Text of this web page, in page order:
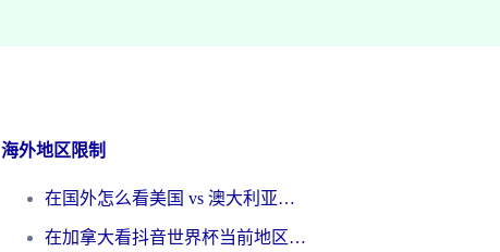
海外地区限制
在国外怎么看美国 vs 澳大利亚世界杯直播？海外党必藏的中文解说观赛指南
在加拿大看抖音世界杯当前地区不可播放？海外党体育观赛终极指南